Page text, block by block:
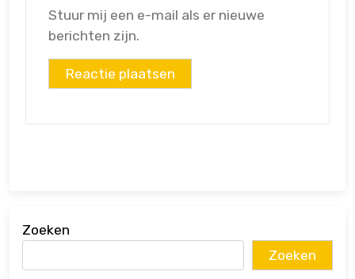
Stuur mij een e-mail als er nieuwe
berichten zijn.
Zoeken
Zoeken